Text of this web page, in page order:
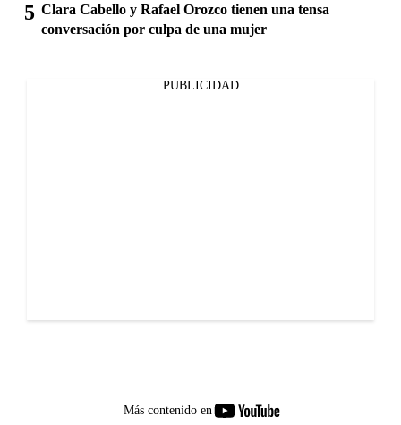
Clara Cabello y Rafael Orozco tienen una tensa
conversación por culpa de una mujer
PUBLICIDAD
Más contenido en
youtube-